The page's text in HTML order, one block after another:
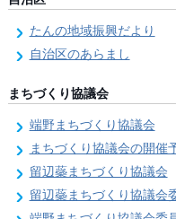
たんの地域振興だより
自治区のあらまし
まちづくり協議会
端野まちづくり協議会
まちづくり協議会の開催
留辺蘂まちづくり協議会
留辺蘂まちづくり協議会